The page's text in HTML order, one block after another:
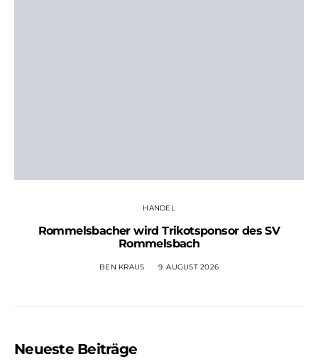
HANDEL
Rommelsbacher wird Trikotsponsor des SV
Rommelsbach
BEN KRAUS 9. AUGUST 2026
Neueste Beiträge